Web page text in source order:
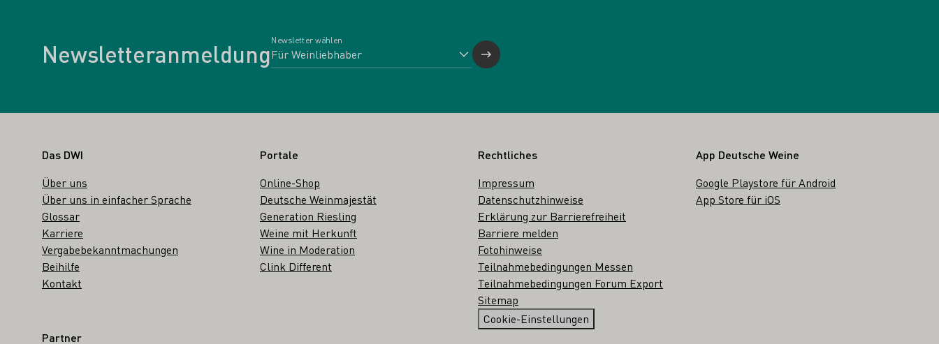
Newsletteranmeldung
Newsletter wählen
Fußbereich
Das DWI
Über uns
Über uns in einfacher Sprache
Glossar
Karriere
Vergabebekanntmachungen
Beihilfe
Kontakt
Portale
Online-Shop
Deutsche Weinmajestät
Generation Riesling
Weine mit Herkunft
Wine in Moderation
Clink Different
Rechtliches
Impressum
Datenschutzhinweise
Erklärung zur Barrierefreiheit
Barriere melden
Fotohinweise
Teilnahmebedingungen Messen
Teilnahmebedingungen Forum Export
Sitemap
Cookie-Einstellungen
App Deutsche Weine
Google Playstore für Android
App Store für iOS
Partner